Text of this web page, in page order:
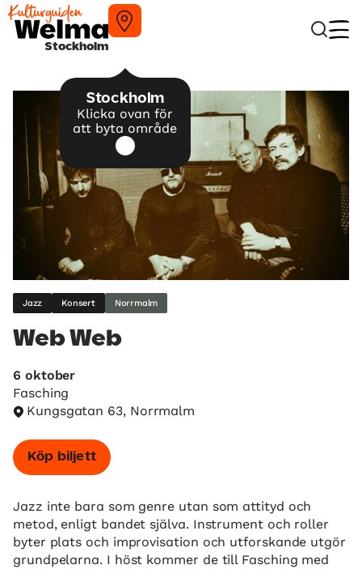
Stockholm
Stockholm
Klicka ovan för
att byta område
Jazz Konsert Norrmalm
Web Web
6 oktober
Fasching
Kungsgatan 63, Norrmalm
Köp biljett
Jazz inte bara som genre utan som attityd och
metod, enligt bandet själva. Instrument och roller
byter plats och improvisation och utforskande utgör
grundpelarna. I höst kommer de till Fasching med